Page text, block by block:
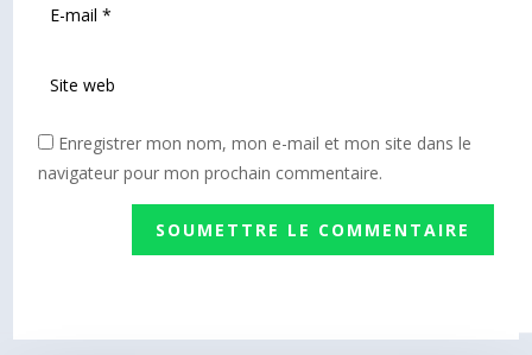
Enregistrer mon nom, mon e-mail et mon site dans le
navigateur pour mon prochain commentaire.
SOUMETTRE LE COMMENTAIRE